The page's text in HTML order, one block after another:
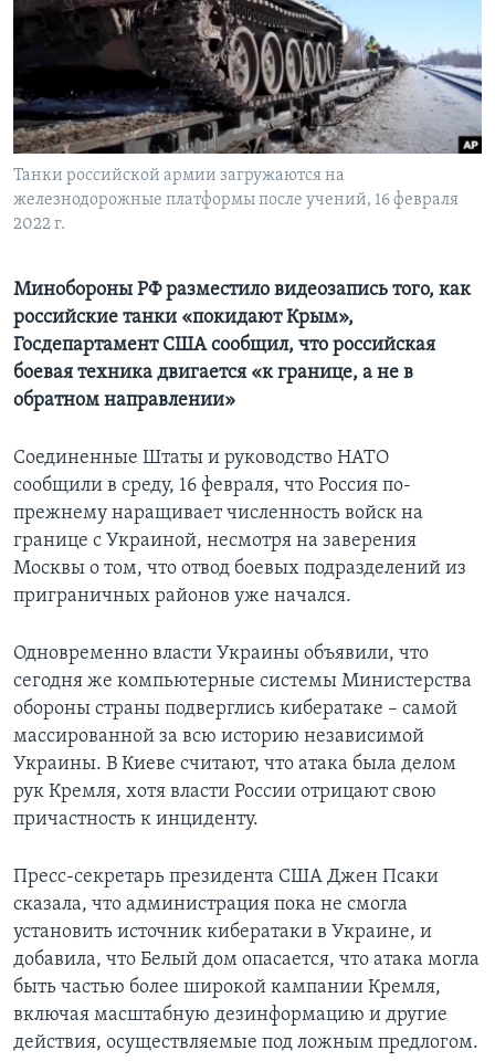
Learning English
СОЦИАЛЬНЫЕ СЕТИ
Языки
Танки российской армии загружаются на
железнодорожные платформы после учений, 16 февраля
2022 г.
Минобороны РФ разместило видеозапись того, как
российские танки «покидают Крым»,
Госдепартамент США сообщил, что российская
боевая техника двигается «к границе, а не в
обратном направлении»
Соединенные Штаты и руководство НАТО
сообщили в среду, 16 февраля, что Россия по-
прежнему наращивает численность войск на
границе с Украиной, несмотря на заверения
Москвы о том, что отвод боевых подразделений из
приграничных районов уже начался.
Одновременно власти Украины объявили, что
сегодня же компьютерные системы Министерства
обороны страны подверглись кибератаке – самой
массированной за всю историю независимой
Украины. В Киеве считают, что атака была делом
рук Кремля, хотя власти России отрицают свою
причастность к инциденту.
Пресс-секретарь президента США Джен Псаки
сказала, что администрация пока не смогла
установить источник кибератаки в Украине, и
добавила, что Белый дом опасается, что атака могла
быть частью более широкой кампании Кремля,
включая масштабную дезинформацию и другие
действия, осуществляемые под ложным предлогом.